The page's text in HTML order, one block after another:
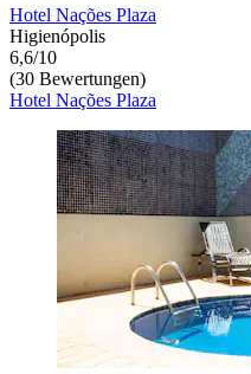
Hotel Nações Plaza
Higienópolis
6,6/10
(30 Bewertungen)
Hotel Nações Plaza